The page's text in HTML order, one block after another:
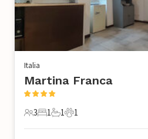
Italia
Martina Franca
3 Ospiti
3
1 Camera da letto
1
1 Bagno
1
1 Animale domestico
1